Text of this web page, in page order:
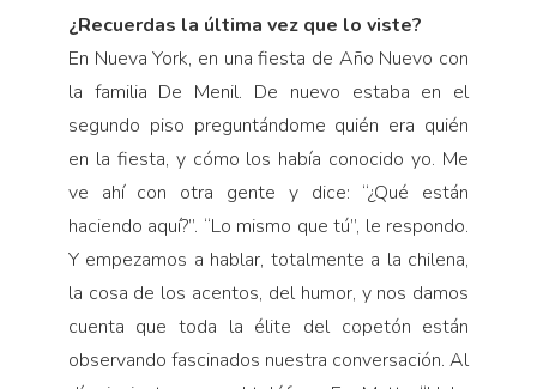
¿Recuerdas la última vez que lo viste?
En Nueva York, en una fiesta de Año Nuevo con
la familia De Menil. De nuevo estaba en el
segundo piso preguntándome quién era quién
en la fiesta, y cómo los había conocido yo. Me
ve ahí con otra gente y dice: “¿Qué están
haciendo aquí?”. “Lo mismo que tú”, le respondo.
Y empezamos a hablar, totalmente a la chilena,
la cosa de los acentos, del humor, y nos damos
cuenta que toda la élite del copetón están
observando fascinados nuestra conversación. Al